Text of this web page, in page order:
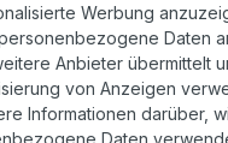
Hunde
– Super
Werbung
Daten
Anbieter übermittelt
von Anzeigen
Informationen darüber,
Daten